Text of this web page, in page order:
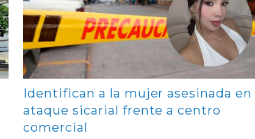
Identifican a la mujer asesinada en
ataque sicarial frente a centro
comercial